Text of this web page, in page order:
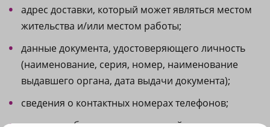
адрес доставки, который может являться местом
жительства и/или местом работы;
данные документа, удостоверяющего личность
(наименование, серия, номер, наименование
выдавшего органа, дата выдачи документа);
сведения о контактных номерах телефонов;